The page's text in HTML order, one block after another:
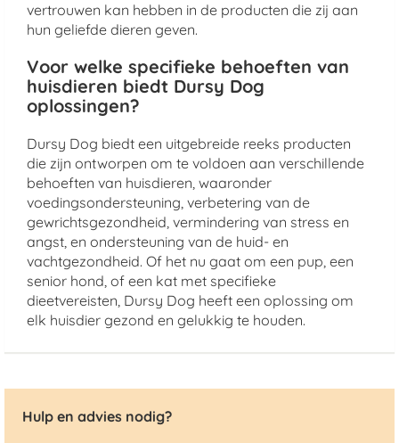
vertrouwen kan hebben in de producten die zij aan
hun geliefde dieren geven.
Voor welke specifieke behoeften van
huisdieren biedt Dursy Dog
oplossingen?
Dursy Dog biedt een uitgebreide reeks producten
die zijn ontworpen om te voldoen aan verschillende
behoeften van huisdieren, waaronder
voedingsondersteuning, verbetering van de
gewrichtsgezondheid, vermindering van stress en
angst, en ondersteuning van de huid- en
vachtgezondheid. Of het nu gaat om een pup, een
senior hond, of een kat met specifieke
dieetvereisten, Dursy Dog heeft een oplossing om
elk huisdier gezond en gelukkig te houden.
Hulp en advies nodig?